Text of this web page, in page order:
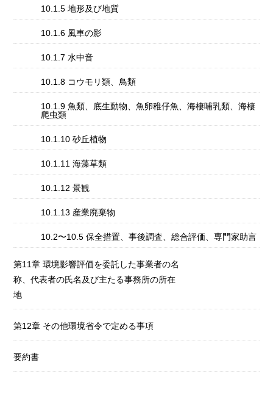
10.1.5 地形及び地質
10.1.6 風車の影
10.1.7 水中音
10.1.8 コウモリ類、鳥類
10.1.9 魚類、底生動物、魚卵稚仔魚、海棲哺乳類、海棲
爬虫類
10.1.10 砂丘植物
10.1.11 海藻草類
10.1.12 景観
10.1.13 産業廃棄物
10.2〜10.5 保全措置、事後調査、総合評価、専門家助言
第11章 環境影響評価を委託した事業者の名
称、代表者の氏名及び主たる事務所の所在
地
第12章 その他環境省令で定める事項
要約書